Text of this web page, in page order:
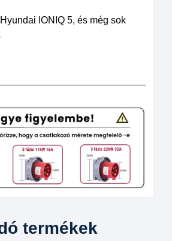
IONIQ 5, és még sok
termékek